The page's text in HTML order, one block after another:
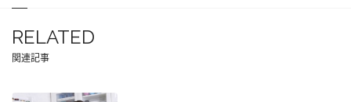
RELATED
関連記事